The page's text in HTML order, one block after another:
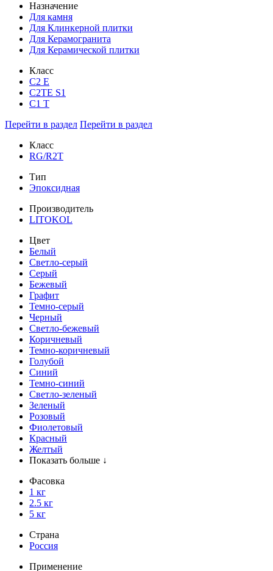
Назначение
Для камня
Для Клинкерной плитки
Для Керамогранита
Для Керамической плитки
Класс
С2 Е
C2TE S1
C1 T
Перейти в раздел Перейти в раздел
Класс
RG/R2T
Тип
Эпоксидная
Производитель
LITOKOL
Цвет
Белый
Светло-серый
Серый
Бежевый
Графит
Темно-серый
Черный
Светло-бежевый
Коричневый
Темно-коричневый
Голубой
Синий
Темно-синий
Светло-зеленый
Зеленый
Розовый
Фиолетовый
Красный
Желтый
Показать больше ↓
Фасовка
1 кг
2.5 кг
5 кг
Страна
Россия
Применение